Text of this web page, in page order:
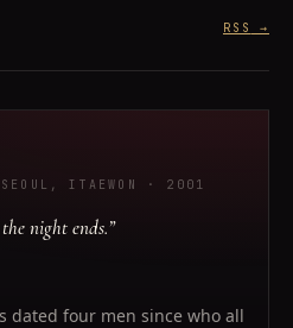
RSS →
ITAEWON · 2001
night ends.”
dated four men since who all